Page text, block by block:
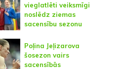
vieglatlēti veiksmīgi
noslēdz ziemas
sacensību sezonu
Poļina Jeļizarova
šosezon vairs
sacensībās